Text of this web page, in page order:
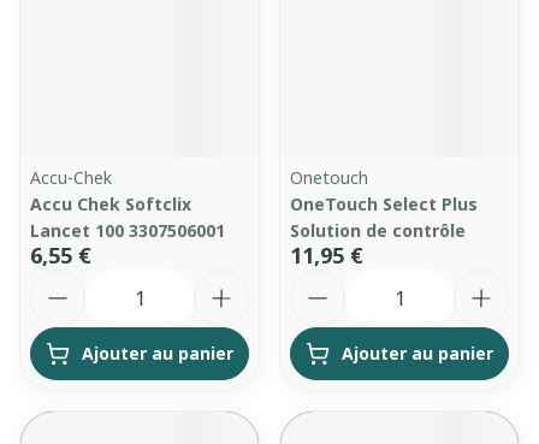
Accu-Chek
Accu Chek Softclix
Lancet 100 3307506001
6,55 €
Ajouter au panier
Onetouch
OneTouch Select Plus
Solution de contrôle
11,95 €
Ajouter au panier